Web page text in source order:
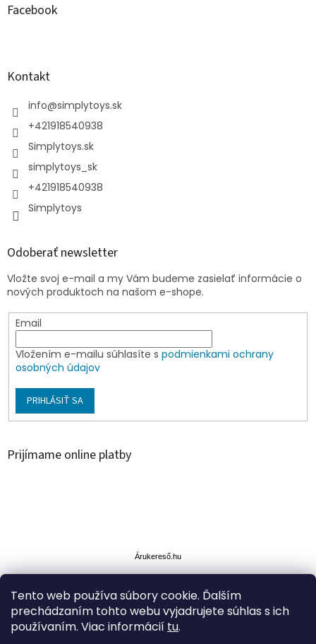
Tento web používa súbory cookie. Ďalším
prechádzaním tohto webu vyjadrujete súhlas s ich
používaním. Viac informácií tu.
Facebook
Kontakt
info@simplytoys.sk
+421918540938
Simplytoys.sk
simplytoys_sk
+421918540938
Simplytoys
Odoberať newsletter
Vložte svoj e-mail a my Vám budeme zasielať informácie o
nových produktoch na našom e-shope.
Email
Vložením e-mailu súhlasíte s podmienkami ochrany
osobných údajov
PRIHLÁSIŤ SA
Prijímame online platby
k
r
e
s
Árukereső.hu